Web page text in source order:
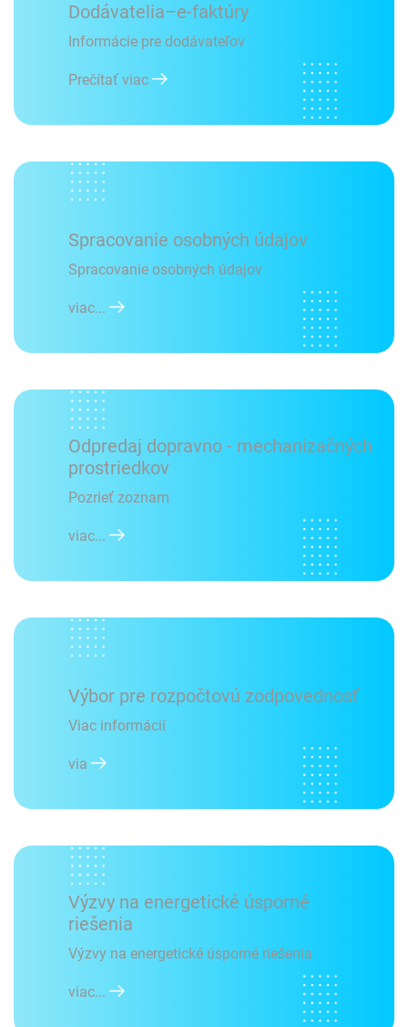
Dodávatelia–e-faktúry
Informácie pre dodávateľov
Prečítať viac
Spracovanie osobných údajov
Spracovanie osobných údajov
viac...
Odpredaj dopravno - mechanizačných
prostriedkov
Pozrieť zoznam
viac...
Výbor pre rozpočtovú zodpovednosť
Viac informácií
via
Výzvy na energetické úsporné
riešenia
Výzvy na energetické úsporné riešenia
viac...